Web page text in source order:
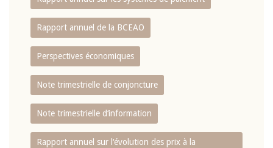
Rapport annuel de la BCEAO
Perspectives économiques
Note trimestrielle de conjoncture
Note trimestrielle d‘information
Rapport annuel sur l‘évolution des prix à la